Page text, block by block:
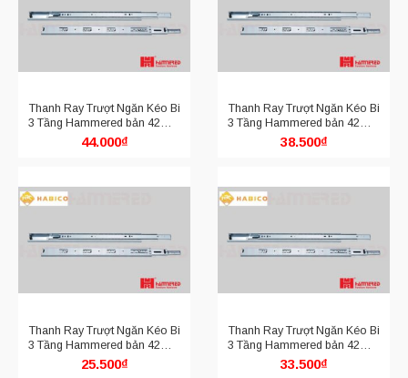
Thanh Ray Trượt Ngăn Kéo Bi
3 Tầng Hammered bản 42mm
HMR 4210.500
44.000₫
Thanh Ray Trượt Ngăn Kéo Bi
3 Tầng Hammered bản 42mm
HMR 4210.450
38.500₫
Thanh Ray Trượt Ngăn Kéo Bi
3 Tầng Hammered bản 42mm
HMR 4210.300
25.500₫
Thanh Ray Trượt Ngăn Kéo Bi
3 Tầng Hammered bản 42mm
HMR 4210.400
33.500₫